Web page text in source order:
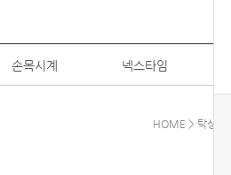
손목시계 넥스타임
HOME > 탁상시계